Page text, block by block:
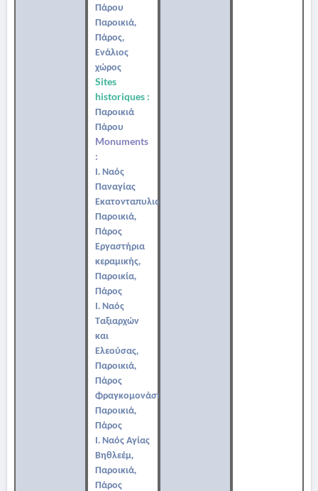
Πάρου
Παροικιά,
Πάρος,
Ενάλιος
χώρος
Sites
historiques :
Παροικιά
Πάρου
Monuments
:
Ι. Ναός
Παναγίας
Εκατονταπυλιανής,
Παροικιά,
Πάρος
Εργαστήρια
κεραμικής,
Παροικία,
Πάρος
Ι. Ναός
Ταξιαρχών
και
Ελεούσας,
Παροικιά,
Πάρος
Φραγκομονάστηρο,
Παροικιά,
Πάρος
Ι. Ναός Αγίας
Βηθλεέμ,
Παροικιά,
Πάρος